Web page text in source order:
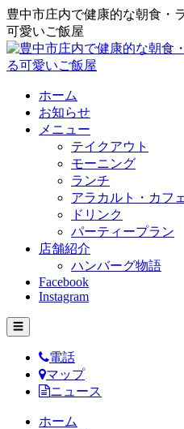
豊中市庄内で健康的な朝食・
可愛いご飯屋
ホーム
お知らせ
メニュー
テイクアウト
モーニング
ランチ
アラカルト・カフェ
ドリンク
パーティープラン
店舗紹介
ハンバーグ物語
Facebook
Instagram
☰
電話
マップ
ニュース
ホーム